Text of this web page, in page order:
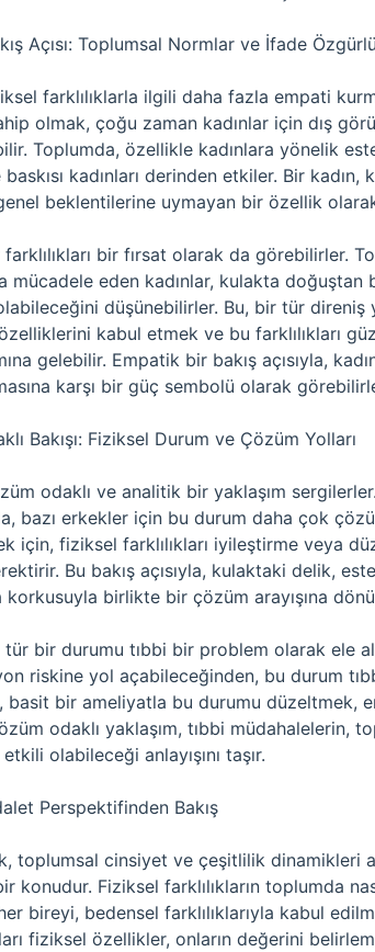
Açısı: Toplumsal Normlar ve İfade
farklılıklarla ilgili daha fazla empati
olmak, çoğu zaman kadınlar için dış
Toplumda, özellikle kadınlara yönelik
kadınları derinden etkiler. Bir
beklentilerine uymayan bir özellik
bir fırsat olarak da görebilirler.
mücadele eden kadınlar, kulakta
düşünebilirler. Bu, bir tür direniş
kabul etmek ve bu farklılıkları
gelebilir. Empatik bir bakış açısıyla,
karşı bir güç sembolü olarak
Bakışı: Fiziksel Durum ve Çözüm Yolları
odaklı ve analitik bir yaklaşım
bazı erkekler için bu durum daha çok
için, fiziksel farklılıkları iyileştirme veya
Bu bakış açısıyla, kulaktaki delik,
korkusuyla birlikte bir çözüm arayışına
bir durumu tıbbi bir problem olarak ele
riskine yol açabileceğinden, bu durum
basit bir ameliyatla bu durumu düzeltmek,
odaklı yaklaşım, tıbbi müdahalelerin,
olabileceği anlayışını taşır.
Perspektifinden Bakış
toplumsal cinsiyet ve çeşitlilik dinamikleri
konudur. Fiziksel farklılıkların toplumda
bireyi, bedensel farklılıklarıyla kabul
fiziksel özellikler, onların değerini